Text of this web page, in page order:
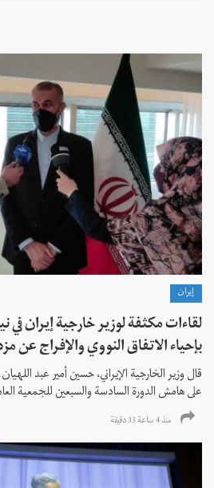
إيران
لقاءات مكثفة لوزير خارجية إيران
بإحياء الاتفاق النووي والإفراج
قال وزير الخارجية الإيراني، حسين أمير عبد
على هامش الدورة السادسة والسبعين للجمعية
منذ 4 ساعة 33 دقیقة